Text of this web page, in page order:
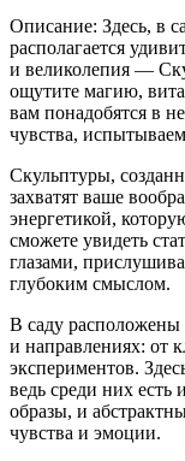
Описание: Здесь, в
располагается
и великолепия —
ощутите магию,
вам понадобятся в
чувства,
Скульптуры,
захватят ваше
энергетикой,
сможете увидеть
глазами,
глубоким смыслом.
В саду расположены
и направлениях: от
экспериментов.
ведь среди них есть
образы, и
чувства и эмоции.